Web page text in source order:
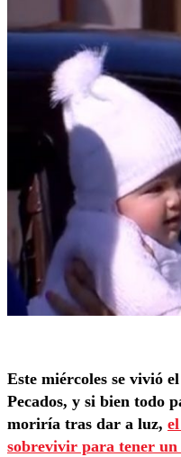
Este miércoles se vivió
Pecados, y si bien todo
moriría tras dar a luz,
sobrevivir para tener